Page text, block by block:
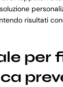
risultati
per